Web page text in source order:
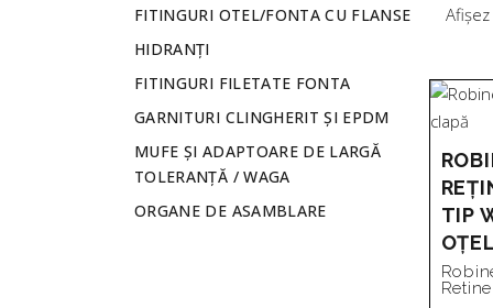
TIP
FITINGURI OTEL/FONTA CU FLANSE
HIDRANȚI
FITINGURI FILETATE FONTA
GARNITURI CLINGHERIT ȘI EPDM
MUFE ȘI ADAPTOARE DE LARGĂ
TOLERANȚĂ / WAGA
ORGANE DE ASAMBLARE